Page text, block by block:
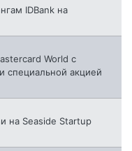
IDBank на
World с
специальной акцией
на Seaside Startup